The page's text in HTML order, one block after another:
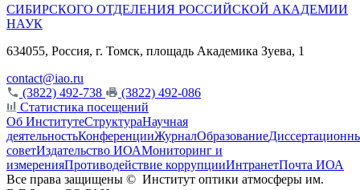
СИБИРСКОГО ОТДЕЛЕНИЯ РОССИЙСКОЙ АКАДЕМИИ
НАУК
634055, Россия, г. Томск, площадь Академика Зуева, 1
contact@iao.ru
(3822) 492-738
(3822) 492-086
Статистика посещений
Об ИнститутеСтруктураНаучная
деятельностьКонференцииЖурналОбразование
советИздательство ИОАМониторинг и
измеренияПротиводействие коррупцииИнтранетПочта ИОА
Все права защищены © Институт оптики атмосферы им.